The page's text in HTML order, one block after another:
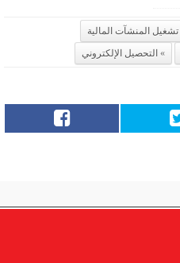
المنشآت المالية
التحصيل الإلكتروني